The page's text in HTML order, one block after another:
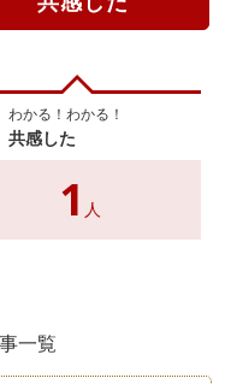
わかる！わかる！
共感した
1 人
一覧